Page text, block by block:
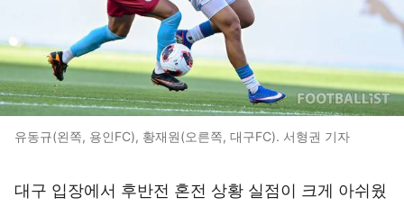
유동규(왼쪽, 용인FC), 황재원(오른쪽, 대구FC). 서형권 기자
대구 입장에서 후반전 혼전 상황 실점이 크게 아쉬웠